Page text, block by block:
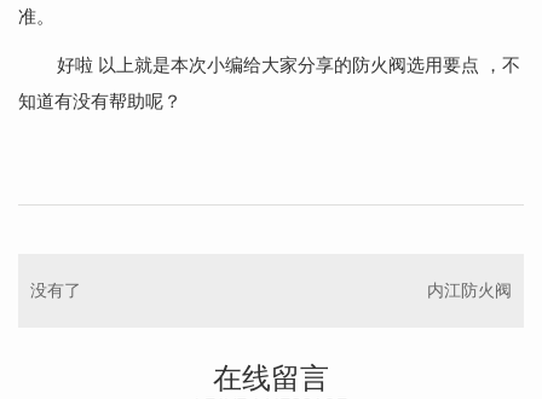
准。
好啦 以上就是本次小编给大家分享的防火阀选用要点 ，不
知道有没有帮助呢？
没有了 内江防火阀
在线留言